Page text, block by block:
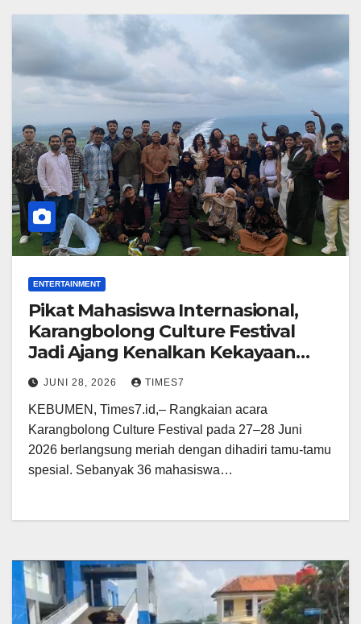
ENTERTAINMENT
Pikat Mahasiswa Internasional,
Karangbolong Culture Festival
Jadi Ajang Kenalkan Kekayaan
Geopark Kebumen ke Kancah
Dunia
JUNI 28, 2026 TIMES7
KEBUMEN, Times7.id,– Rangkaian acara
Karangbolong Culture Festival pada 27–28 Juni
2026 berlangsung meriah dengan dihadiri tamu-tamu
spesial. Sebanyak 36 mahasiswa…